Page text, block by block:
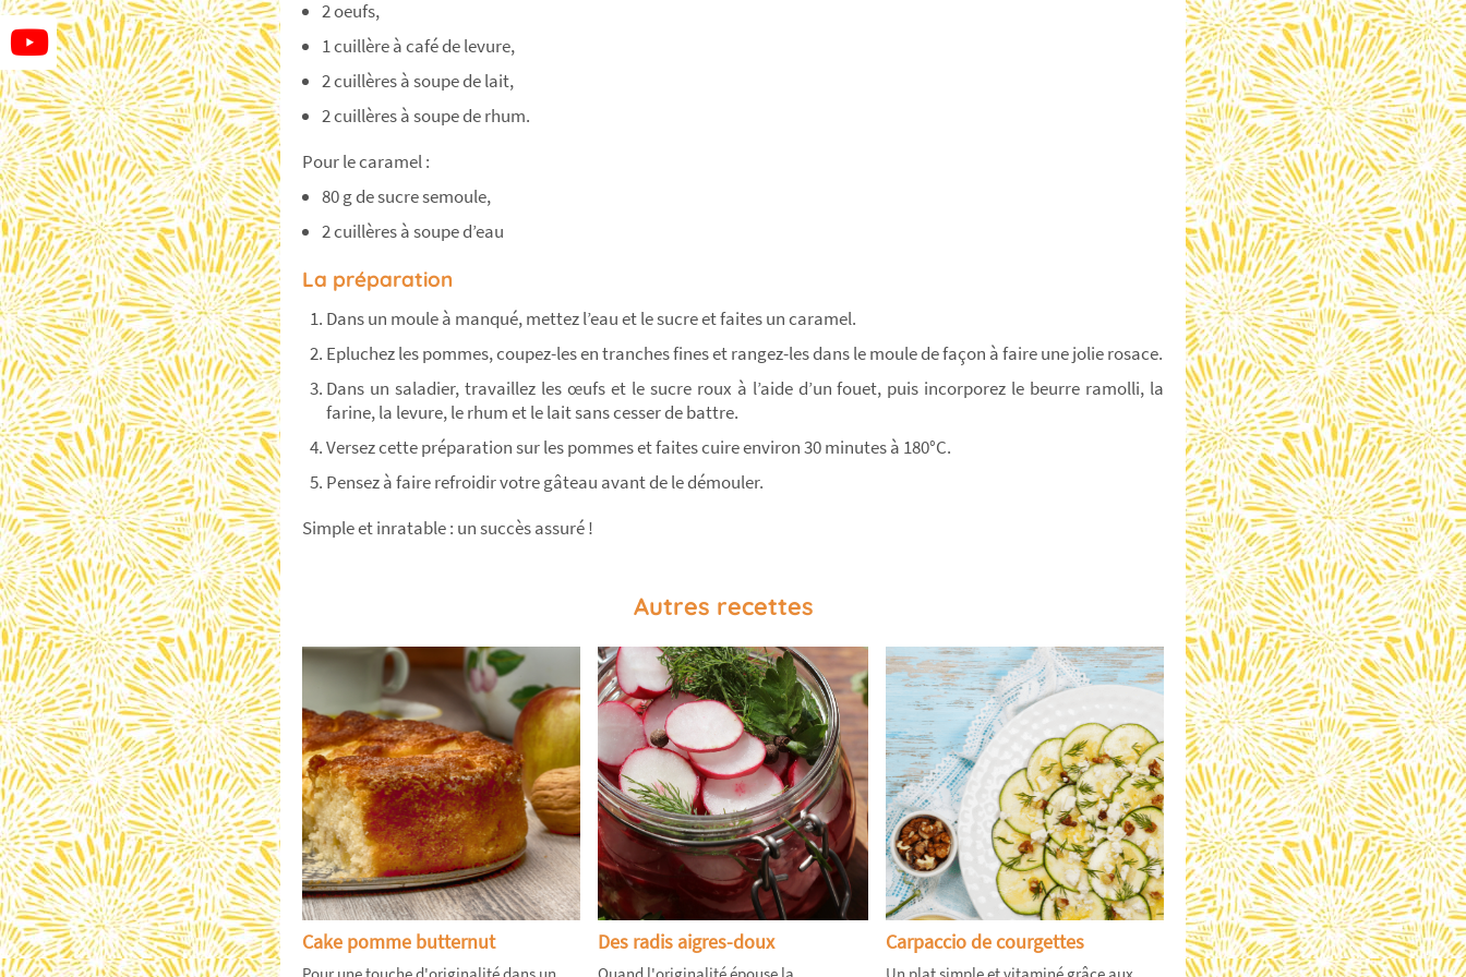
2 oeufs,
1 cuillère à café de levure,
2 cuillères à soupe de lait,
2 cuillères à soupe de rhum.
Pour le caramel :
80 g de sucre semoule,
2 cuillères à soupe d’eau
La préparation
Dans un moule à manqué, mettez l’eau et le sucre et faites un caramel.
Epluchez les pommes, coupez-les en tranches fines et rangez-les dans le moule de façon à faire une jolie rosace.
Dans un saladier, travaillez les œufs et le sucre roux à l’aide d’un fouet, puis incorporez le beurre ramolli, la
farine, la levure, le rhum et le lait sans cesser de battre.
Versez cette préparation sur les pommes et faites cuire environ 30 minutes à 180°C.
Pensez à faire refroidir votre gâteau avant de le démouler.
Simple et inratable : un succès assuré !
Autres recettes
Cake pomme butternut Des radis aigres-doux Carpaccio de courgettes